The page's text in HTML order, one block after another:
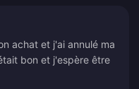
achat et j'ai annulé ma
bon et j'espère être